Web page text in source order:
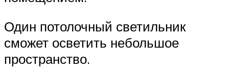
Один потолочный светильник
сможет осветить небольшое
пространство.